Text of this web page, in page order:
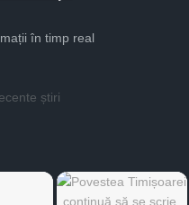
în timp real
știri